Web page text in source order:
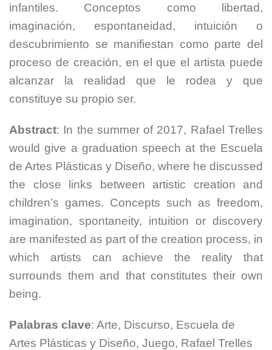
infantiles. Conceptos como libertad,
imaginación, espontaneidad, intuición o
descubrimiento se manifiestan como parte del
proceso de creación, en el que el artista puede
alcanzar la realidad que le rodea y que
constituye su propio ser.
Abstract: In the summer of 2017, Rafael Trelles
would give a graduation speech at the Escuela
de Artes Plásticas y Diseño, where he discussed
the close links between artistic creation and
children’s games. Concepts such as freedom,
imagination, spontaneity, intuition or discovery
are manifested as part of the creation process, in
which artists can achieve the reality that
surrounds them and that constitutes their own
being.
Palabras clave: Arte, Discurso, Escuela de
Artes Plásticas y Diseño, Juego, Rafael Trelles